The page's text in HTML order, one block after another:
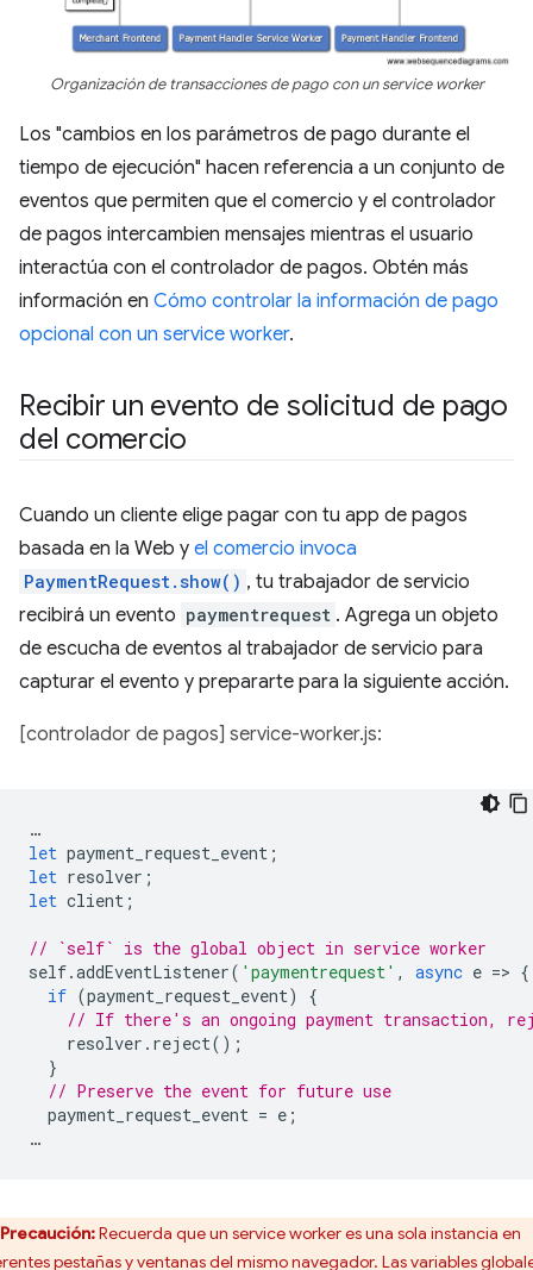
Organización de transacciones de pago con un service worker
Los "cambios en los parámetros de pago durante el
tiempo de ejecución" hacen referencia a un conjunto de
eventos que permiten que el comercio y el controlador
de pagos intercambien mensajes mientras el usuario
interactúa con el controlador de pagos. Obtén más
información en Cómo controlar la información de pago
opcional con un service worker.
Recibir un evento de solicitud de pago
del comercio
Cuando un cliente elige pagar con tu app de pagos
basada en la Web y el comercio invoca
PaymentRequest.show() , tu trabajador de servicio
recibirá un evento paymentrequest . Agrega un objeto
de escucha de eventos al trabajador de servicio para
capturar el evento y prepararte para la siguiente acción.
[controlador de pagos] service-worker.js:
…
let payment_request_event ;
let resolver ;
let client ;
// `self` is the global object in service worker
self.addEventListener( 'paymentrequest' , async e => {
if (payment_request_event)
{
// If there's an ongoing payment transaction,
resolver . reject();
}
// Preserve the event for future use
payment_request_event = e ;
…
Precaución:Recuerda que un service worker es una sola instancia en
pestañas y ventanas del mismo navegador. Las variables